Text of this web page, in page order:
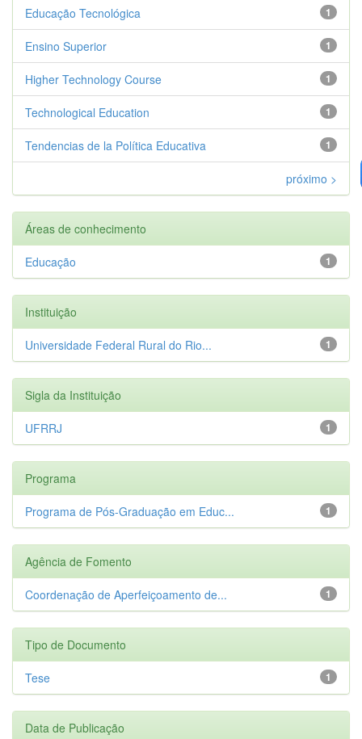
1
Educação Tecnológica
1
Ensino Superior
1
Higher Technology Course
1
Technological Education
1
Tendencias de la Política Educativa
próximo >
Áreas de conhecimento
1
Educação
Instituição
1
Universidade Federal Rural do Rio...
Sigla da Instituição
1
UFRRJ
Programa
1
Programa de Pós-Graduação em Educ...
Agência de Fomento
1
Coordenação de Aperfeiçoamento de...
Tipo de Documento
1
Tese
Data de Publicação